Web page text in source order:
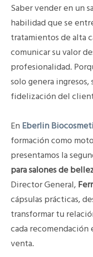
Saber vender en un
habilidad que se
tratamientos de alta
comunicar su valor
profesionalidad.
solo genera
fidelización del
EnEberlin
formación como
presentamos la
para salones de
Director General,
cápsulas prácticas,
transformar tu
cada
venta.